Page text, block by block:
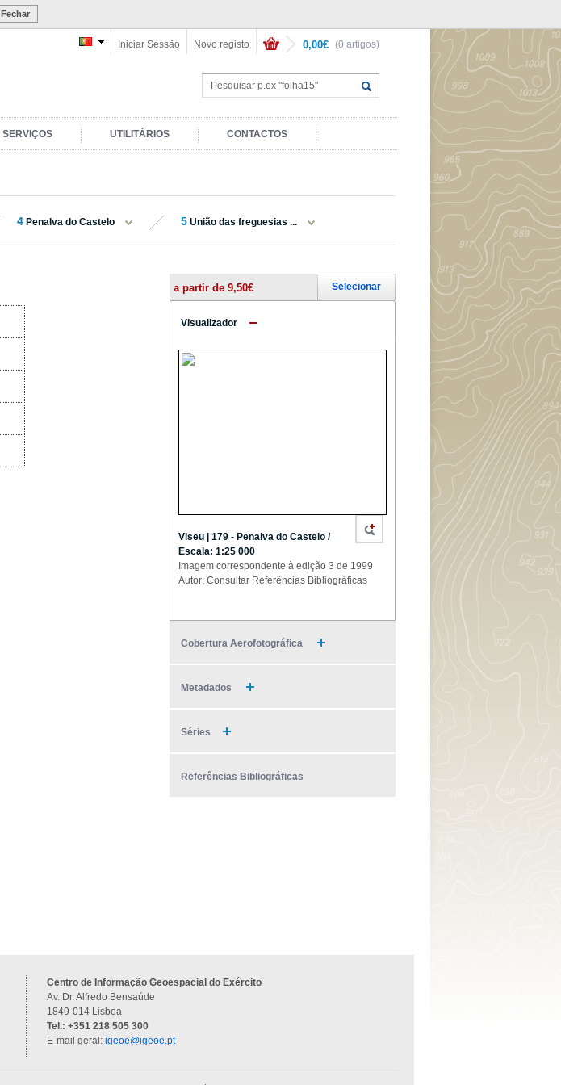
Fechar
(0 artigos)
0,00€
Novo registo
Iniciar Sessão
SERVIÇOS UTILITÁRIOS CONTACTOS
4 Penalva do Castelo 5 União das freguesias ...
a partir de 9,50€ Selecionar
Visualizador
Viseu | 179 - Penalva do Castelo /
Escala: 1:25 000
Imagem correspondente à edição 3 de 1999
Autor: Consultar Referências Bibliográficas
Cobertura Aerofotográfica
Metadados
Séries
Referências Bibliográficas
Centro de Informação Geoespacial do Exército
Av. Dr. Alfredo Bensaúde
1849-014 Lisboa
Tel.: +351 218 505 300
E-mail geral: igeoe@igeoe.pt